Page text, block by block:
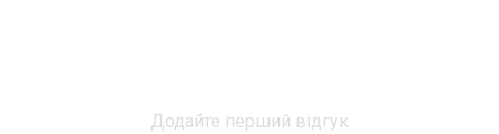
Додайте перший відгук